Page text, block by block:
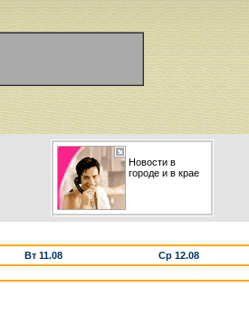
Новости в
городе и в крае
Вт 11.08 Ср 12.08